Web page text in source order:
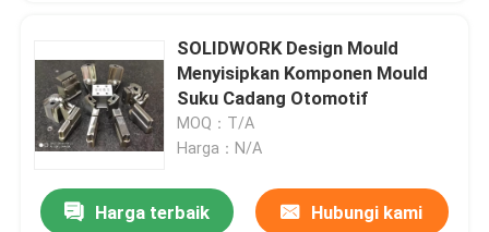
SOLIDWORK Design Mould
Menyisipkan Komponen Mould
Suku Cadang Otomotif
MOQ：T/A
Harga：N/A
Harga terbaik Hubungi kami